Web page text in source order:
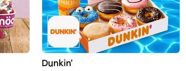
Dunkin'